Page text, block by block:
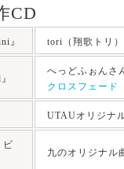
CD
』 tori（翔歌トリ
へっどふぉんさ
クロスフェード
UTAUオリジナ
ビ
九のオリジナル